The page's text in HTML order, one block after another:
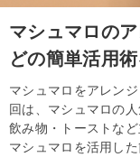
マシュマロの
どの簡単活用術
マシュマロをアレン
回は、マシュマロの
飲み物・トーストな
マシュマロを活用し